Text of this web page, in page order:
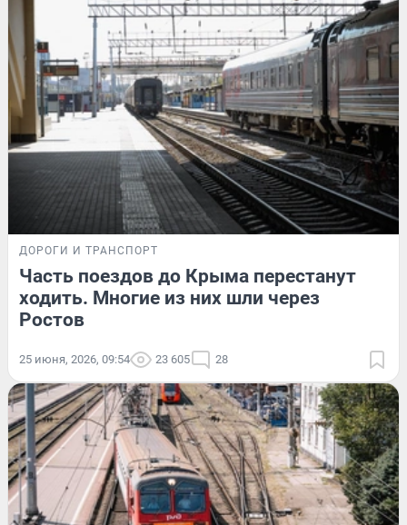
ДОРОГИ И ТРАНСПОРТ
Часть поездов до Крыма перестанут
ходить. Многие из них шли через
Ростов
25 июня, 2026, 09:54 23 605 28